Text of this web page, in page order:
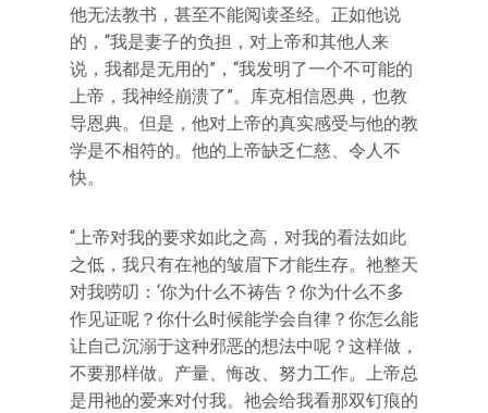
他无法教书，甚至不能阅读圣经。正如他说
的，“我是妻子的负担，对上帝和其他人来
说，我都是无用的”，“我发明了一个不可能的
上帝，我神经崩溃了”。库克相信恩典，也教
导恩典。但是，他对上帝的真实感受与他的教
学是不相符的。他的上帝缺乏仁慈、令人不
快。
“上帝对我的要求如此之高，对我的看法如此
之低，我只有在祂的皱眉下才能生存。祂整天
对我唠叨：‘你为什么不祷告？你为什么不多
作见证呢？你什么时候能学会自律？你怎么能
让自己沉溺于这种邪恶的想法中呢？这样做，
不要那样做。产量、悔改、努力工作。上帝总
是用祂的爱来对付我。祂会给我看那双钉痕的